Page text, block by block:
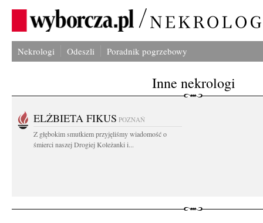
Nekrologi Odeszli Poradnik pogrzebowy
Inne nekrologi
ELŻBIETA FIKUS POZNAŃ
Z głębokim smutkiem przyjęliśmy wiadomość o
śmierci naszej Drogiej Koleżanki i...